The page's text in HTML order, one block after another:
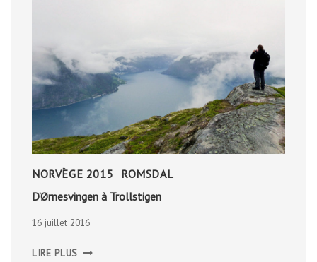
NORVÈGE 2015 | ROMSDAL
D’Ørnesvingen à Trollstigen
16 juillet 2016
LIRE PLUS